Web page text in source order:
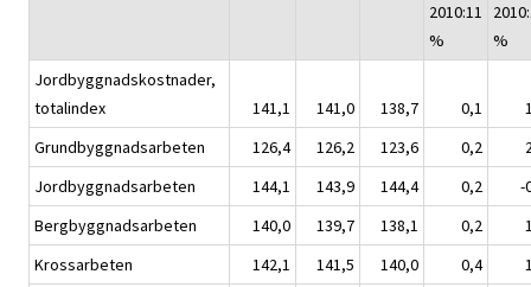
2010:11
%
%
Jordbyggnadskostnader,
totalindex
141,1 141,0 138,7 0,1
Grundbyggnadsarbeten
126,4 126,2 123,6 0,2
Jordbyggnadsarbeten
144,1 143,9 144,4 0,2
-
Bergbyggnadsarbeten
140,0 139,7 138,1 0,2
Krossarbeten
142,1 141,5 140,0 0,4